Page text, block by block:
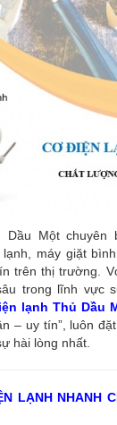
Một chuyên
máy giặt
trên thị trường.
trong lĩnh vực
lạnh Thủ Dầu
– uy tín”, luôn
hài lòng nhất.
LẠNH NHANH